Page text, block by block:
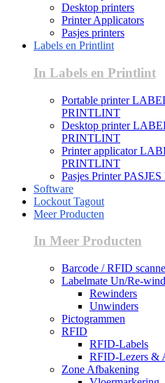
Desktop printers
Printer Applicators
Pasjes printers
Labels en Printlint
In Labels en Printlint
Portable printer
PRINTLINT
Desktop printer
PRINTLINT
Printer applicator
PRINTLINT
Pasjes Printer
Software
Lockout Tagout
Meer Producten
In Meer Producten
Barcode / RFID
Labelmate Un/Re-
Rewinders
Unwinders
Pictogrammen
RFID
RFID-Labels
RFID-Lezers &
Zone Afbakening